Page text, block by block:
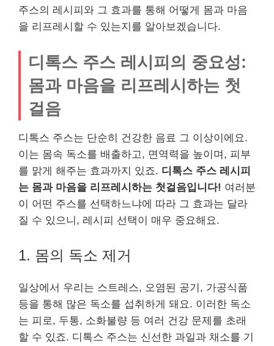
주스의 레시피와 그 효과를 통해 어떻게 몸과 마음
을 리프레시할 수 있는지를 알아보겠습니다.
디톡스 주스 레시피의 중요성:
몸과 마음을 리프레시하는 첫
걸음
디톡스 주스는 단순히 건강한 음료 그 이상이에요.
이는 몸속 독소를 배출하고, 면역력을 높이며, 피부
를 맑게 해주는 효과까지 있죠. 디톡스 주스 레시피
는 몸과 마음을 리프레시하는 첫걸음입니다! 여러분
이 어떤 주스를 선택하느냐에 따라 그 효과는 달라
질 수 있으니, 레시피 선택이 매우 중요해요.
1. 몸의 독소 제거
일상에서 우리는 스트레스, 오염된 공기, 가공식품
등을 통해 많은 독소를 섭취하게 돼요. 이러한 독소
는 피로, 두통, 소화불량 등 여러 건강 문제를 초래
할 수 있죠. 디톡스 주스는 신선한 과일과 채소를 기